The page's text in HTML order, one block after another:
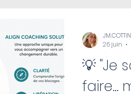
💡 "Je
faire...
JM.COTTIN
26 juin